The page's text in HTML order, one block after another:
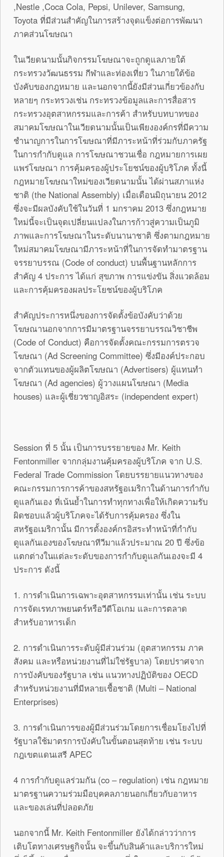
,Nestle ,Coca Cola, Pepsi, Unilever, Samsung,
Toyota ที่มีส่วนสำคัญในการสร้างจุดแข็งต่อการพัฒนา
ภาคส่วนโฆษณา
ในเวียดนามนั้นกิจกรรมโฆษณาจะถูกดูแลภายใต้
กระทรวงวัฒนธรรม กีฬาและท่องเที่ยว ในภายใต้ข้อ
บังคับของกฎหมาย และนอกจากนี้ยังมีส่วนเกี่ยวข้องกับ
หลายๆ กระทรวงเช่น กระทรวงข้อมูลและการสื่อสาร
กระทรวงอุตสาหกรรมและการค้า สำหรับบทบาทของ
สมาคมโฆษณาในเวียดนามนั้นเป็นเพียงองค์กรที่มีความ
ชำนาญการในการโฆษณาที่มีภาระหน้าที่ร่วมกับภาครัฐ
ในการกำกับดูแล การโฆษณาชวนเชื่อ กฎหมายการเผย
แพร่โฆษณา การคุ้มครองผู้ประโยชน์ของผู้บริโภค ทั้งนี้
กฎหมายโฆษณาใหม่ของเวียดนามนั้น ได้ผ่านสภาแห่ง
ชาติ (the National Assembly) เมื่อเดือนมิถุนายน 2012
ซึ่งจะมีผลบังคับใช้ในวันที่ 1 มกราคม 2013 ซึ่งกฎหมาย
ใหม่นี้จะเป็นจุดเปลี่ยนแปลงในการก้าวสู่ความเป็นภูมิ
ภาพและการโฆษณาในระดับนานาชาติ ซึ่งตามกฎหมาย
ใหม่สมาคมโฆษณามีภาระหน้าที่ในการจัดทำมาตรฐาน
จรรยาบรรณ (Code of conduct) บนพื้นฐานหลักการ
สำคัญ 4 ประการ ได้แก่ สุขภาพ การแข่งขัน สิ่งแวดล้อม
และการคุ้มครองผลประโยชน์ของผู้บริโภค
สำคัญประการหนึ่งของการจัดตั้งข้อบังคับว่าด้วย
โฆษณานอกจากการมีมาตรฐานจรรยาบรรณวิชาชีพ
(Code of Conduct) คือการจัดตั้งคณะกรรมการตรวจ
โฆษณา (Ad Screening Committee) ซึ่งมีองค์ประกอบ
จากตัวแทนของผู้ผลิตโฆษณา (Advertisers) ผู้แทนทำ
โฆษณา (Ad agencies) ผู้วางแผนโฆษณา (Media
houses) และผู้เชี่ยวชาญอิสระ (independent expert)
Session ที่ 5 นั้น เป็นการบรรยายของ Mr. Keith
Fentonmiller จากกลุ่มงานคุ้มครองผู้บริโภค จาก U.S.
Federal Trade Commission โดยบรรยายแนวทางของ
คณะกรรมการการค้าของสหรัฐอเมริกาในด้านการกำกับ
ดูแลกันเอง ที่เน้นย้ำในการทำทุกทางเพื่อให้เกิดความรับ
ผิดชอบแล้วผู้บริโภคจะได้รับการคุ้มครอง ซึ่งใน
สหรัฐอเมริกานั้น มีการตั้งองค์กรอิสระทำหน้าที่กำกับ
ดูแลกันเองของโฆษณาทีวีมาแล้วประมาณ 20 ปี ซึ่งข้อ
แตกต่างในแต่ละระดับของการกำกับดูแลกันเองจะมี 4
ประการ ดังนี้
1. การดำเนินการเฉพาะอุตสาหกรรมเท่านั้น เช่น ระบบ
การจัดเรทภาพยนตร์หรือวีดีโอเกม และการตลาด
สำหรับอาหารเด็ก
2. การดำเนินการระดับผู้มีส่วนร่วม (อุตสาหกรรม ภาค
สังคม และหรือหน่วยงานที่ไม่ใช่รัฐบาล) โดยปราศจาก
การบังคับของรัฐบาล เช่น แนวทางปฏิบัติของ OECD
สำหรับหน่วยงานที่มีหลายเชื้อชาติ (Multi – National
Enterprises)
3. การดำเนินการของผู้มีส่วนร่วมโดยการเชื่อมโยงไปที่
รัฐบาลใช้มาตรการบังคับในขั้นตอนสุดท้าย เช่น ระบบ
กฎเขตแดนเสรี APEC
4 การกำกับดูแลร่วมกัน (co – regulation) เช่น กฎหมาย
มาตรฐานความร่วมมือบุคคลภายนอกเกี่ยวกับอาหาร
และของเล่นที่ปลอดภัย
นอกจากนี้ Mr. Keith Fentonmiller ยังได้กล่าวว่าการ
เติบโตทางเศรษฐกิจนั้น จะขึ้นกับสินค้าและบริการใหม่